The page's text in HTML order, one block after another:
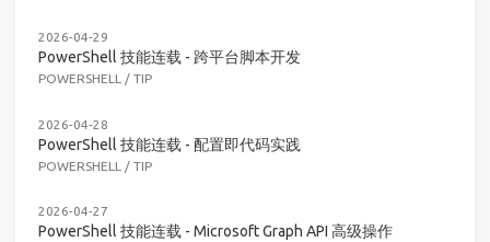
2026-04-29
PowerShell 技能连载 - 跨平台脚本开发
POWERSHELL / TIP
2026-04-28
PowerShell 技能连载 - 配置即代码实践
POWERSHELL / TIP
2026-04-27
PowerShell 技能连载 - Microsoft Graph API 高级操作